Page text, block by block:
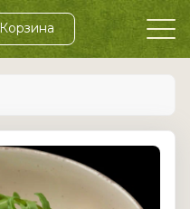
Корзина